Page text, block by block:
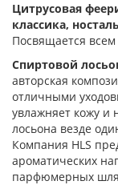
Цитрусовая
классика,
Посвящается
Спиртовой
авторская
отличными
увлажняет кожу и
лосьона везде
Компания HLS
ароматических
парфюмерных